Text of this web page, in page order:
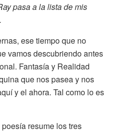
pasa a la lista de mis
ese tiempo que no
vamos descubriendo antes
Fantasía y Realidad
que nos pasea y nos
y el ahora. Tal como lo es
resume los tres